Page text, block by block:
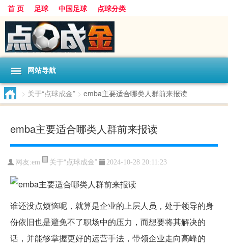
首 页 足球 中国足球 点球分类
网站导航
> 关于“点球成金” > emba主要适合哪类人群前来报读
emba主要适合哪类人群前来报读
网友:em 关于“点球成金” 2024-10-28 20:11:23
谁还没点烦恼呢，就算是企业的上层人员，处于领导的身
份依旧也是避免不了职场中的压力，而想要将其解决的
话，并能够掌握更好的运营手法，带领企业走向高峰的